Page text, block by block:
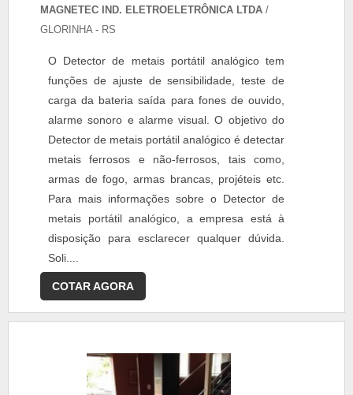
MAGNETEC IND. ELETROELETRÔNICA LTDA /
GLORINHA - RS
O Detector de metais portátil analógico tem
funções de ajuste de sensibilidade, teste de
carga da bateria saída para fones de ouvido,
alarme sonoro e alarme visual. O objetivo do
Detector de metais portátil analógico é detectar
metais ferrosos e não-ferrosos, tais como,
armas de fogo, armas brancas, projéteis etc.
Para mais informações sobre o Detector de
metais portátil analógico, a empresa está à
disposição para esclarecer qualquer dúvida.
Soli....
COTAR AGORA